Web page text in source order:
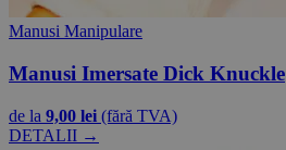
Manusi Manipulare
Manusi Imersate Dick Knuckle
de la 9,00 lei (fără TVA)
DETALII →